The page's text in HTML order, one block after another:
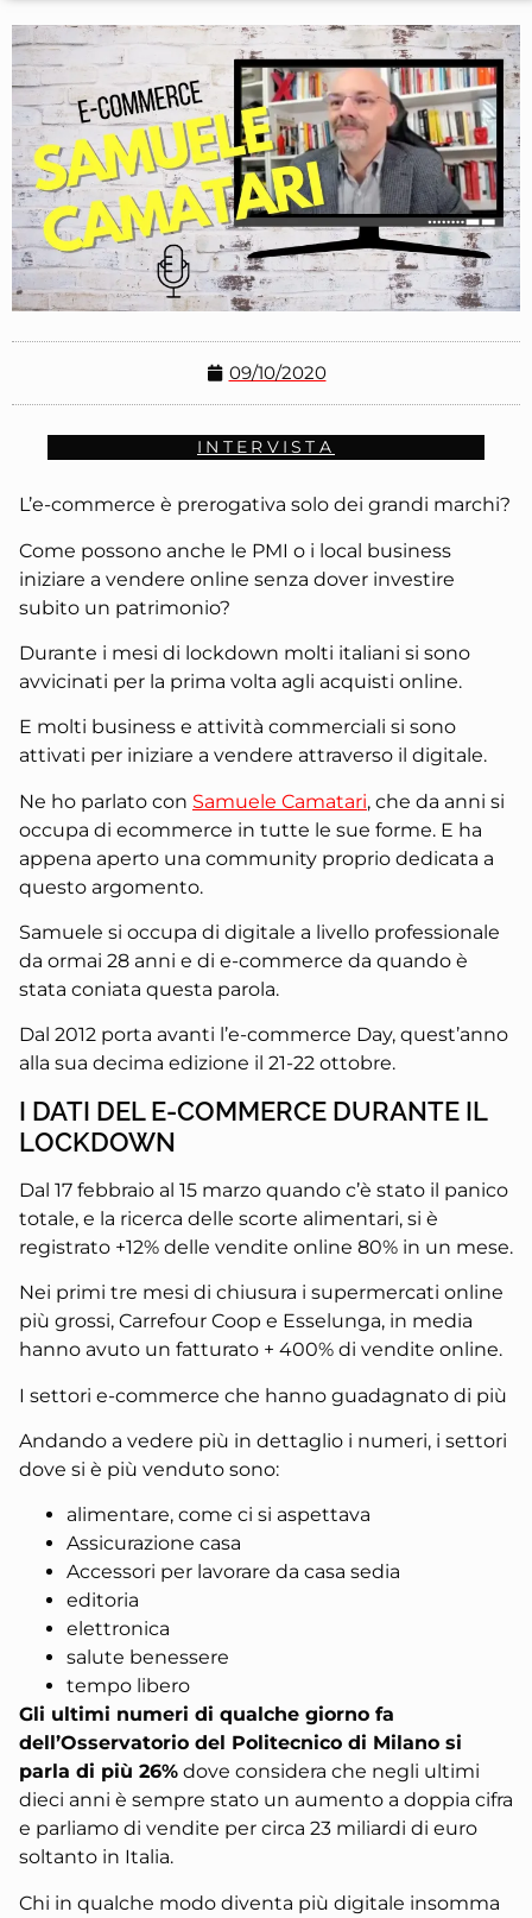
09/10/2020
INTERVISTA
L’e-commerce è prerogativa solo dei grandi marchi?
Come possono anche le PMI o i local business
iniziare a vendere online senza dover investire
subito un patrimonio?
Durante i mesi di lockdown molti italiani si sono
avvicinati per la prima volta agli acquisti online.
E molti business e attività commerciali si sono
attivati per iniziare a vendere attraverso il digitale.
Ne ho parlato con Samuele Camatari, che da anni si
occupa di ecommerce in tutte le sue forme. E ha
appena aperto una community proprio dedicata a
questo argomento.
Samuele si occupa di digitale a livello professionale
da ormai 28 anni e di e-commerce da quando è
stata coniata questa parola.
Dal 2012 porta avanti l’e-commerce Day, quest’anno
alla sua decima edizione il 21-22 ottobre.
I DATI DEL E-COMMERCE DURANTE IL
LOCKDOWN
Dal 17 febbraio al 15 marzo quando c’è stato il panico
totale, e la ricerca delle scorte alimentari, si è
registrato +12% delle vendite online 80% in un mese.
Nei primi tre mesi di chiusura i supermercati online
più grossi, Carrefour Coop e Esselunga, in media
hanno avuto un fatturato + 400% di vendite online.
I settori e-commerce che hanno guadagnato di più
Andando a vedere più in dettaglio i numeri, i settori
dove si è più venduto sono:
alimentare, come ci si aspettava
Assicurazione casa
Accessori per lavorare da casa sedia
editoria
elettronica
salute benessere
tempo libero
Gli ultimi numeri di qualche giorno fa
dell’Osservatorio del Politecnico di Milano si
parla di più 26% dove considera che negli ultimi
dieci anni è sempre stato un aumento a doppia cifra
e parliamo di vendite per circa 23 miliardi di euro
soltanto in Italia.
Chi in qualche modo diventa più digitale insomma